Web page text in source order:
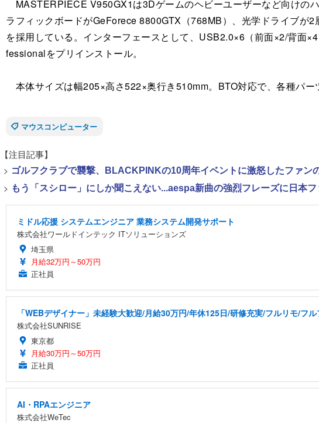
MASTERPIECE V950GX1は3Dゲームのヘビーユーザーなど向けの
ラフィックボードがGeForece 8800GTX（768MB）、光学ドライブが
を採用している。インターフェースとして、USB2.0×6（前面×2/背面
fessionalをプリインストール。
本体サイズは幅205×高さ522×奥行き510mm。BTO対応で、各種パー
マウスコンピューター
【注目記事】
> ゴルフクラブで襲撃、BLACKPINKの10周年イベントに激怒したファン
> もう「スシロー」にしか聞こえない...aespa新曲の強烈フレーズに日本
ミドル応援 システムエンジニア 業務システム開発サポート
株式会社ワールドインテック ITソリューションズ
埼玉県
月給32万円～50万円
正社員
「WEBデザイナー」未経験大歓迎/月給30万円/年休125日/研修充実/フルリモ/フ
株式会社SUNRISE
東京都
月給30万円～50万円
正社員
AI・RPAエンジニア
株式会社WeTec